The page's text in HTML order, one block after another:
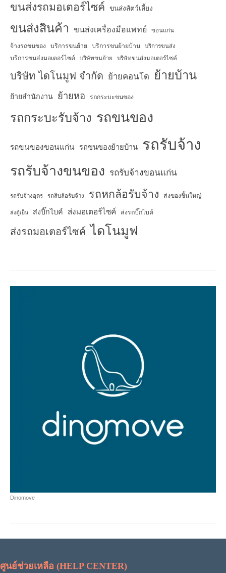
ขนส่งรถมอเตอร์ไซค์ ขนส่งสัตว์เลี้ยง
ขนส่งสินค้า ขนส่งเครื่องมือแพทย์ ขอนแก่น
จ้างรถขนของ บริการขนย้าย บริการขนย้ายบ้าน บริการขนส่ง
บริการขนส่งมอเตอร์ไซค์ บริษัทขนย้าย บริษัทขนส่งมอเตอร์ไซค์
บริษัท ไดโนมูฟ จำกัด ย้ายคอนโด ย้ายบ้าน
ย้ายสำนักงาน ย้ายหอ รถกระบะขนของ
รถกระบะรับจ้าง รถขนของ
รถขนของขอนแก่น รถขนของย้ายบ้าน รถรับจ้าง
รถรับจ้างขนของ รถรับจ้างขอนแก่น
รถรับจ้างอุดร รถสิบล้อรับจ้าง รถหกล้อรับจ้าง ส่งของชิ้นใหญ่
ส่งตู้เย็น ส่งบิ๊กไบค์ ส่งมอเตอร์ไซค์ ส่งรถบิ๊กไบค์
ส่งรถมอเตอร์ไซค์ ไดโนมูฟ
Dinomove
ศูนย์ช่วยเหลือ (HELP CENTER)